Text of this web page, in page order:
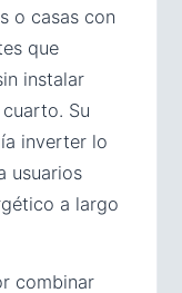
o casas con
que
instalar
Su
inverter lo
usuarios
a largo
combinar